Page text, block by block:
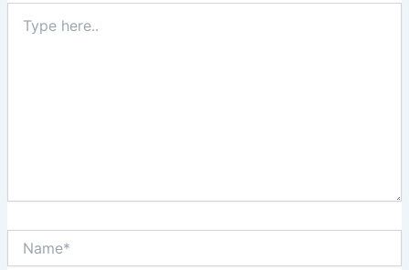
here..